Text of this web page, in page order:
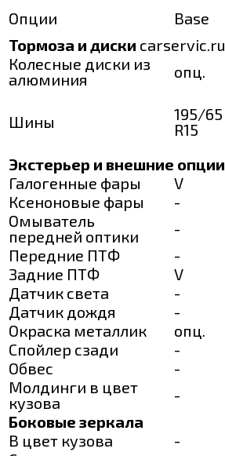
Опции Base
Тормоза и диски carservic.ru
Колесные диски из
алюминия
опц.
Шины
195/65
R15
Экстерьер и внешние опции
Галогенные фары
V
Ксеноновые фары
-
Омыватель
передней оптики
-
Передние ПТФ
-
Задние ПТФ
V
Датчик света
-
Датчик дождя
-
Окраска металлик
опц.
Спойлер сзади
-
Обвес
-
Молдинги в цвет
кузова
-
Боковые зеркала
В цвет кузова
-